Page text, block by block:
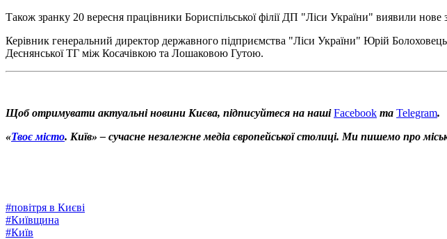
Також зранку 20 вересня працівники Бориспільської філії ДП "Ліси України" виявили
Керівник генеральний директор державного підприємства "Ліси України" Юрій
Деснянської ТГ між Косачівкою та Лошаковою Гутою.
Щоб отримувати актуальні новини Києва, підписуйтеся на нашіFacebook та Telegram.
«Твоє місто. Київ» – сучасне незалежне медіа європейської столиці. Ми пишемо про
#повітря в Києві
#Київщина
#Київ